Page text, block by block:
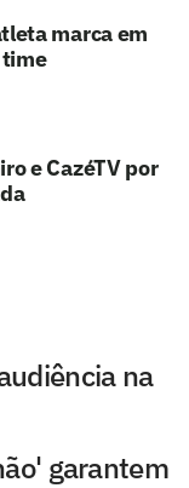
marca em
e CazéTV por
na
garantem